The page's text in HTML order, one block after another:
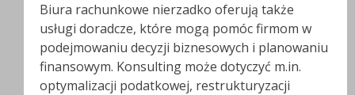
Biura rachunkowe nierzadko oferują także
usługi doradcze, które mogą pomóc firmom w
podejmowaniu decyzji biznesowych i planowaniu
finansowym. Konsulting może dotyczyć m.in.
optymalizacji podatkowej, restrukturyzacji